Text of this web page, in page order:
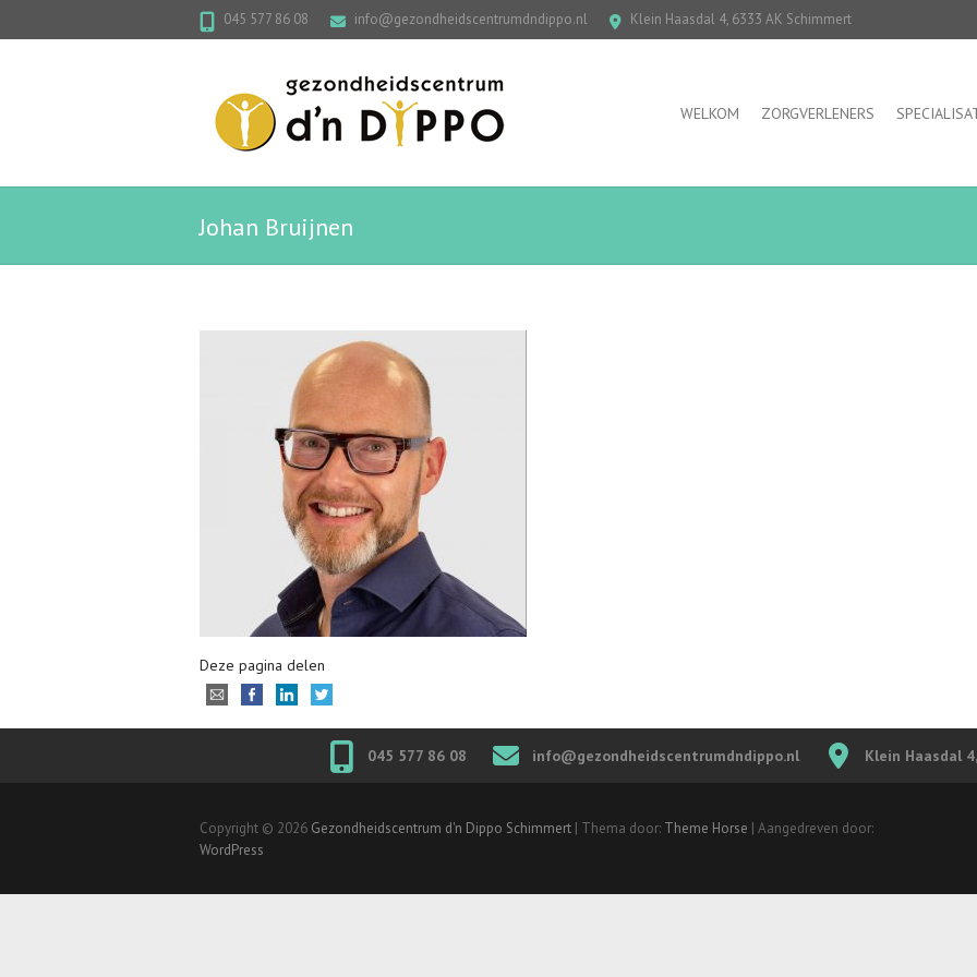
045 577 86 08 info@gezondheidscentrumdndippo.nl Klein Haasdal 4, 6333 AK Schimmert
WELKOM ZORGVERLENERS
Johan Bruijnen
Deze pagina delen
045 577 86 08 info@gezondheidscentrumdndippo.nl Klein Haasdal
Copyright © 2026 Gezondheidscentrum d'n Dippo Schimmert | Thema door: Theme Horse | Aangedreven door:
WordPress